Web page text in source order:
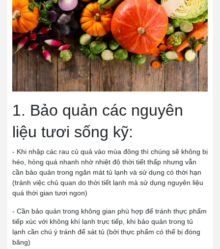
1. Bảo quản các nguyên
liệu tươi sống kỹ:
- Khi nhập các rau củ quả vào mùa đông thì chúng sẽ không bị
héo, hỏng quá nhanh nhờ nhiệt độ thời tiết thấp nhưng vẫn
cần bảo quản trong ngăn mát tủ lạnh và sử dụng có thời hạn
(tránh việc chủ quan do thời tiết lạnh mà sử dụng nguyên liệu
quá thời gian tươi ngon)
- Cần bảo quản trong không gian phù hợp để tránh thực phẩm
tiếp xúc với không khí lạnh trực tiếp, khi bảo quản trong tủ
lạnh cần chú ý tránh để sát tủ (bởi thực phẩm có thể bị đóng
băng)